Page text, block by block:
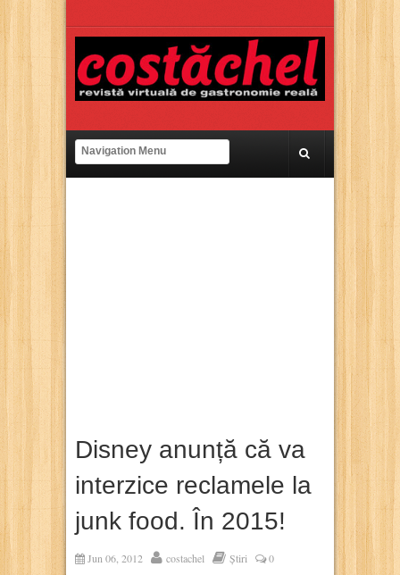
Disney anunță că va
interzice reclamele la
junk food. În 2015!
Jun 06, 2012 costachel Știri 0